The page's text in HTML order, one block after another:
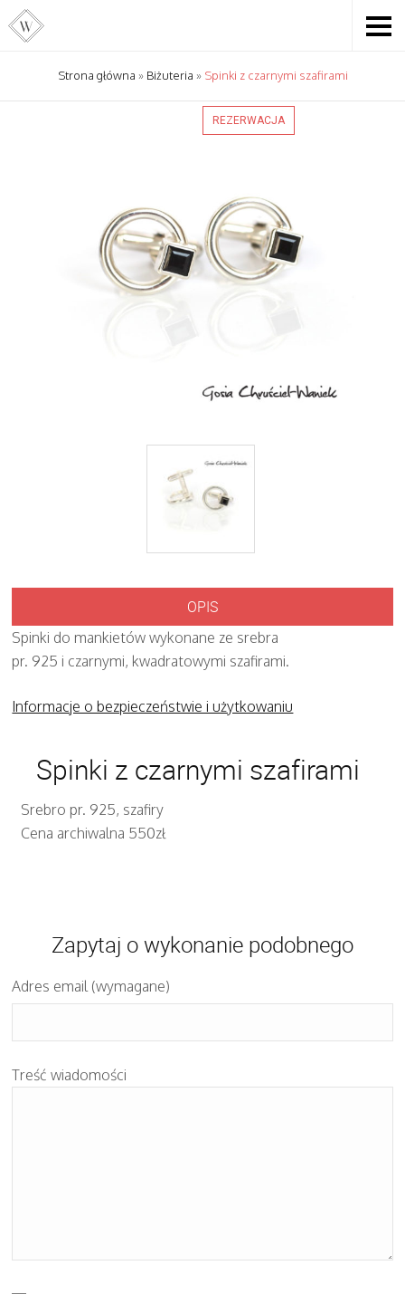
Strona główna » Biżuteria » Spinki z czarnymi szafirami
REZERWACJA
OPIS
Spinki do mankietów wykonane ze srebra
pr. 925 i czarnymi, kwadratowymi szafirami.
Informacje o bezpieczeństwie i użytkowaniu
Spinki z czarnymi szafirami
Srebro pr. 925, szafiry
Cena archiwalna 550zł
Zapytaj o wykonanie podobnego
Adres email (wymagane)
Treść wiadomości